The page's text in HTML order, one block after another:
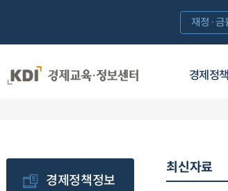
경제정
재정·금
경제정책정보
최신자료